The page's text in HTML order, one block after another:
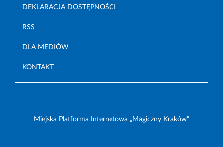
DEKLARACJA DOSTĘPNOŚCI
RSS
DLA MEDIÓW
KONTAKT
Miejska Platforma Internetowa „Magiczny Kraków”